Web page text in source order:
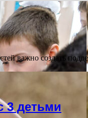
важно создать
3 детьми